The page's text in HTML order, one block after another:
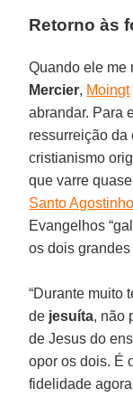
Retorno às
Quando ele me
Mercier, Moingt
abrandar. Para
ressurreição da
cristianismo
que varre
Santo Agostinho
Evangelhos
os dois
“Durante muito
de jesuíta, não
de Jesus do
opor os dois. É
fidelidade